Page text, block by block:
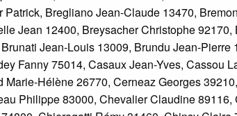
Patrick, Bregliano Jean-Claude 13470,
Jean 12400, Breysacher Christophe
Jean-Louis 13009, Brundu Jean-
Fanny 75014, Casaux Jean-Yves, Cassou
Marie-Hélène 26770, Cerneaz Georges
Philippe 83000, Chevalier Claudine